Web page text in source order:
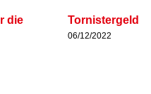
die
Tor­nis­ter­geld
06/12/2022